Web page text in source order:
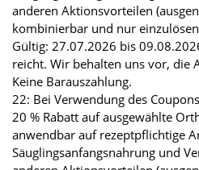
anderen Aktionsvorteilen
kombinierbar und nur
Gültig: 27.07.2026 bis
reicht. Wir behalten uns vor, die
Keine Barauszahlung.
22: Bei Verwendung des
20 % Rabatt auf ausgewählte
anwendbar auf rezeptpflichtige
Säuglingsanfangsnahrung und